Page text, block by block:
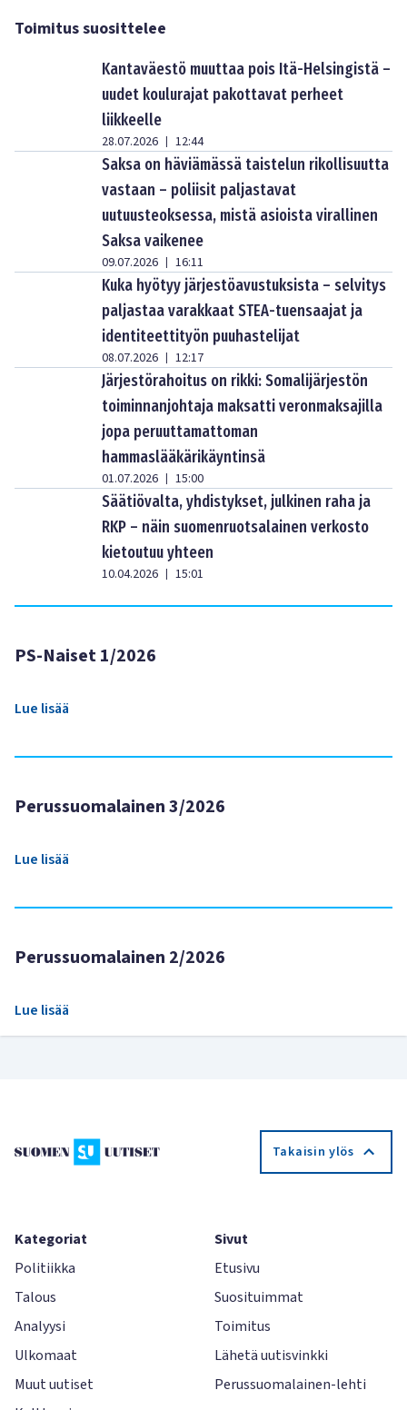
Toimitus suosittelee
Kantaväestö muuttaa pois Itä-Helsingistä –
uudet koulurajat pakottavat perheet
liikkeelle
28.07.2026 | 12:44
Saksa on häviämässä taistelun rikollisuutta
vastaan – poliisit paljastavat
uutuusteoksessa, mistä asioista virallinen
Saksa vaikenee
09.07.2026 | 16:11
Kuka hyötyy järjestöavustuksista – selvitys
paljastaa varakkaat STEA-tuensaajat ja
identiteettityön puuhastelijat
08.07.2026 | 12:17
Järjestörahoitus on rikki: Somalijärjestön
toiminnanjohtaja maksatti veronmaksajilla
jopa peruuttamattoman
hammaslääkärikäyntinsä
01.07.2026 | 15:00
Säätiövalta, yhdistykset, julkinen raha ja
RKP – näin suomenruotsalainen verkosto
kietoutuu yhteen
10.04.2026 | 15:01
PS-Naiset 1/2026
Lue lisää
Perussuomalainen 3/2026
Lue lisää
Perussuomalainen 2/2026
Lue lisää
Takaisin ylös
Kategoriat
Politiikka
Talous
Analyysi
Ulkomaat
Muut uutiset
Sivut
Etusivu
Suosituimmat
Toimitus
Lähetä uutisvinkki
Perussuomalainen-lehti